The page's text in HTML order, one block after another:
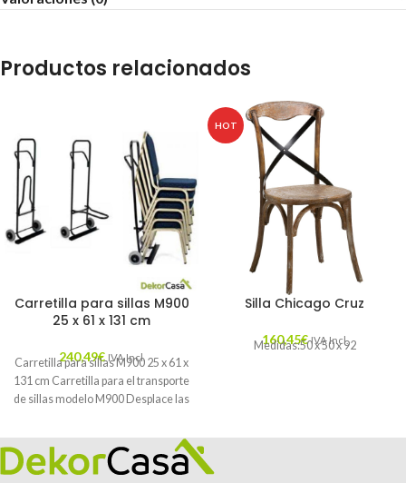
Productos relacionados
Carretilla para sillas M900
25 x 61 x 131 cm
240,49€ IVA Incl.
Carretilla para sillas M900 25 x 61 x
131 cm Carretilla para el transporte
de sillas modelo M900 Desplace las
HOT
Silla Chicago Cruz
160,45€ IVA Incl.
Medidas:50 x 50 x 92